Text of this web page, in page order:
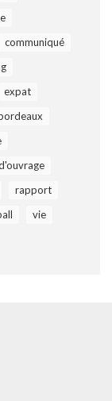
communiqué
expat
rapport
vie